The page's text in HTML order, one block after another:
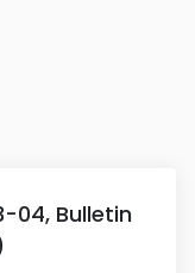
04, Bulletin